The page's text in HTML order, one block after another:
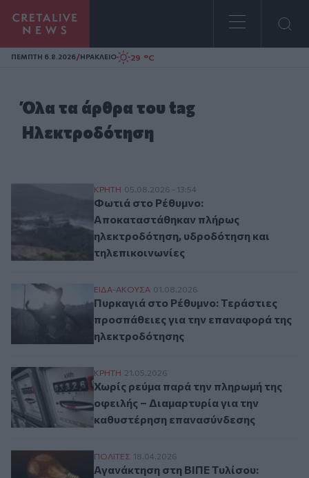
Homepage
ΠΕΜΠΤΗ 6.8.2026/ΗΡΑΚΛΕΙΟ 29 °C
Όλα τα άρθρα του tag
Ηλεκτροδότηση
Φωτιά στο Ρέθυμνο: Αποκαταστάθηκαν
ΚΡΗΤΗ 05.08.2026 - 13:54
Φωτιά στο Ρέθυμνο:
Αποκαταστάθηκαν πλήρως
ηλεκτροδότηση, υδροδότηση και
τηλεπικοινωνίες
Πυρκαγιά στο Ρέθυμνο: Τεράστιες
ΕΙΔΑ-ΑΚΟΥΣΑ 01.08.2026
Πυρκαγιά στο Ρέθυμνο: Τεράστιες
προσπάθειες για την επαναφορά της
ηλεκτροδότησης
Χωρίς ρεύμα παρά την πληρωμή της
ΚΡΗΤΗ 21.05.2026
Χωρίς ρεύμα παρά την πληρωμή της
οφειλής – Διαμαρτυρία για την
καθυστέρηση επανασύνδεσης
Αγανάκτηση στη ΒΙΠΕ Τυλίσου:
ΠΟΛΙΤΕΣ 18.04.2026
Αγανάκτηση στη ΒΙΠΕ Τυλίσου: